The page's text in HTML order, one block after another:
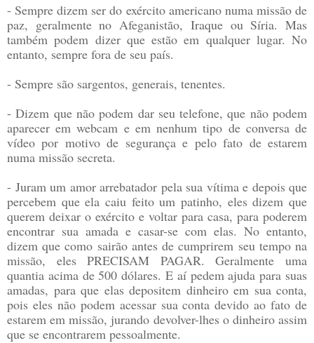
- Sempre dizem ser do exército americano numa missão de
paz, geralmente no Afeganistão, Iraque ou Síria. Mas
também podem dizer que estão em qualquer lugar. No
entanto, sempre fora de seu país.
- Sempre são sargentos, generais, tenentes.
- Dizem que não podem dar seu telefone, que não podem
aparecer em webcam e em nenhum tipo de conversa de
vídeo por motivo de segurança e pelo fato de estarem
numa missão secreta.
- Juram um amor arrebatador pela sua vítima e depois que
percebem que ela caiu feito um patinho, eles dizem que
querem deixar o exército e voltar para casa, para poderem
encontrar sua amada e casar-se com elas. No entanto,
dizem que como sairão antes de cumprirem seu tempo na
missão, eles PRECISAM PAGAR. Geralmente uma
quantia acima de 500 dólares. E aí pedem ajuda para suas
amadas, para que elas depositem dinheiro em sua conta,
pois eles não podem acessar sua conta devido ao fato de
estarem em missão, jurando devolver-lhes o dinheiro assim
que se encontrarem pessoalmente.